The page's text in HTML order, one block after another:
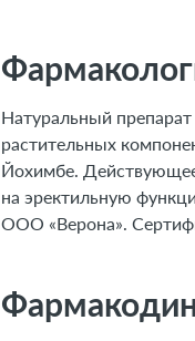
Натуральный
растительных
Йохимбе.
на эректильную
ООО «Верона».